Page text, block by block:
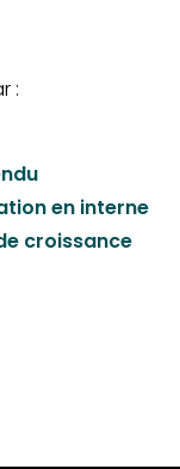
:
en interne
croissance